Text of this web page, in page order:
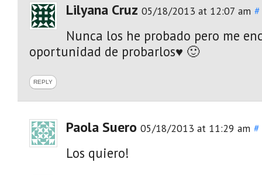
Lilyana Cruz 05/18/2013 at 12:07 am #
Nunca los he probado pero me
oportunidad de probarlos♥ 🙂
REPLY
Paola Suero 05/18/2013 at 11:29 am #
Los quiero!